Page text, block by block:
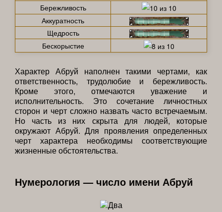
Бережливость
Аккуратность
Щедрость
Бескорыстие
Характер Абруй наполнен такими чертами, как
ответственность, трудолюбие и бережливость.
Кроме этого, отмечаются уважение и
исполнительность. Это сочетание личностных
сторон и черт сложно назвать часто встречаемым.
Но часть из них скрыта для людей, которые
окружают Абруй. Для проявления определенных
черт характера необходимы соответствующие
жизненные обстоятельства.
Нумерология — число имени Абруй